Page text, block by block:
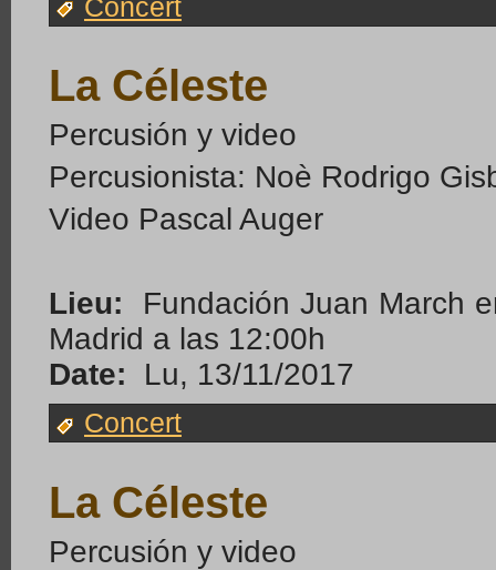
Concert
La Céleste
Percusión y video
Percusionista: Noè Rodrigo
Video Pascal Auger
Lieu:
Fundación Juan March
Madrid a las 12:00h
Date:
Lu, 13/11/2017
Concert
La Céleste
Percusión y video